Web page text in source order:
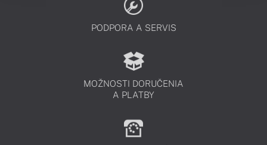
PODPORA A SERVIS
MOŽNOSTI DORUČENIA
A PLATBY